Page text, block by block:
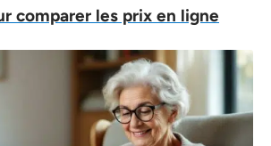
comparer les prix en ligne